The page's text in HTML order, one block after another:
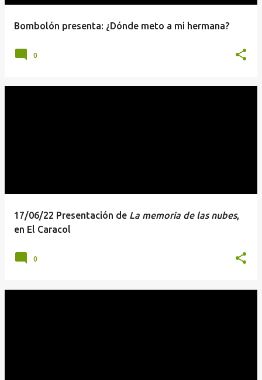
Bombolón presenta: ¿Dónde meto a mi hermana?
0
17/06/22 Presentación de La memoria de las nubes,
en El Caracol
0